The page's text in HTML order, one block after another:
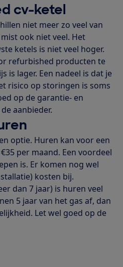
cv-ketel
niet meer zo veel van
ook niet veel. Het
ketels is niet veel hoger.
refurbished producten te
is lager. Een nadeel is dat je
risico op storingen is soms
op de garantie- en
aanbieder.
optie. Huren kan voor een
per maand. Een voordeel
is. Er komen nog wel
kosten bij.
dan 7 jaar) is huren veel
5 jaar van het gas af, dan
Let wel goed op de